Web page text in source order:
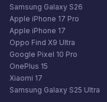
Samsung Galaxy S26
Apple iPhone 17 Pro
Apple iPhone 17
Oppo Find X9 Ultra
Google Pixel 10 Pro
OnePlus 15
Xiaomi 17
Samsung Galaxy S25 Ultra